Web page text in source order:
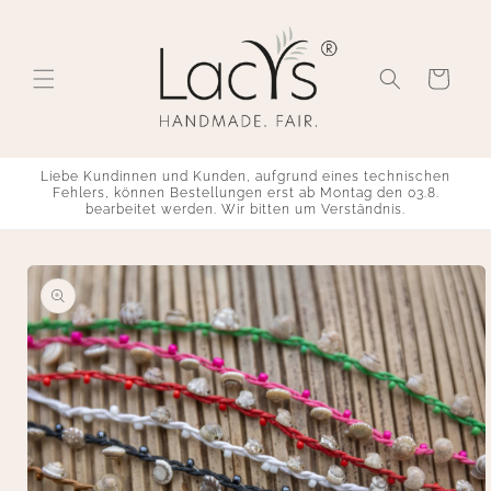
Cart
Liebe Kundinnen und Kunden, aufgrund eines technischen
Fehlers, können Bestellungen erst ab Montag den 03.8.
bearbeitet werden. Wir bitten um Verständnis.
Skip to
product
information